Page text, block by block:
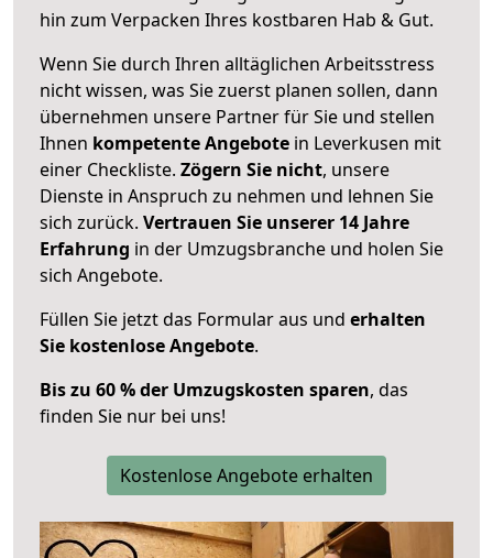
hin zum Verpacken Ihres kostbaren Hab & Gut.
Wenn Sie durch Ihren alltäglichen Arbeitsstress
nicht wissen, was Sie zuerst planen sollen, dann
übernehmen unsere Partner für Sie und stellen
Ihnen kompetente Angebote in Leverkusen mit
einer Checkliste. Zögern Sie nicht, unsere
Dienste in Anspruch zu nehmen und lehnen Sie
sich zurück. Vertrauen Sie unserer 14 Jahre
Erfahrung in der Umzugsbranche und holen Sie
sich Angebote.
Füllen Sie jetzt das Formular aus und erhalten
Sie kostenlose Angebote.
Bis zu 60 % der Umzugskosten sparen, das
finden Sie nur bei uns!
Kostenlose Angebote erhalten